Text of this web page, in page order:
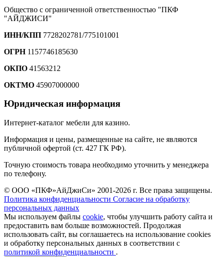
Общество с ограниченной ответственностью "ПКФ
"АЙДЖИСИ"
ИНН/КПП 7728202781/775101001
ОГРН1157746185630
ОКПО 41563212
ОКТМО 45907000000
Юридическая информация
Интернет-каталог мебели для казино.
Информация и цены, размещенные на сайте, не являются
публичной офертой (ст. 427 ГК РФ).
Точную стоимость товара необходимо уточнить у менеджера
по телефону.
© ООО «ПКФ»АйДжиСи» 2001-2026 г. Все права защищены.
Политика конфиденциальности Согласие на обработку
персональных данных
Мы используем файлы cookie, чтобы улучшить работу сайта и
предоставить вам больше возможностей. Продолжая
использовать сайт, вы соглашаетесь на использование cookies
и обработку персональных данных в соответствии с
политикой конфиденциальности .